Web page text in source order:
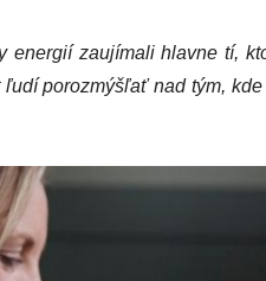
energií zaujímali hlavne tí,
porozmýšľať nad tým,